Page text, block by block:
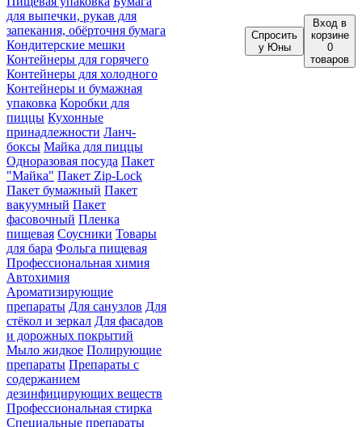
для выпечки, рукав для
запекания, обёрточня бумага
Кондитерские мешки
Контейнеры для горячего
Контейнеры для холодного
Контейнеры и бумажная
упаковка Коробки для
пиццы Кухонные
принадлежности Ланч-
боксы Майка для пиццы
Одноразовая посуда Пакет
"Майка" Пакет Zip-Lock
Пакет бумажный Пакет
вакуумный Пакет
фасовочный Пленка
пищевая Соусники Товары
для бара Фольга пищевая
Профессиональная химия
Автохимия
Ароматизирующие
препараты Для санузлов Для
стёкол и зеркал Для фасадов
и дорожных покрытий
Мыло жидкое Полирующие
препараты Препараты с
содержанием
дезинфицирующих веществ
Профессиональная стирка
Специальные препараты
Спросить
у Юны
Вход в
корзине
0
товаров